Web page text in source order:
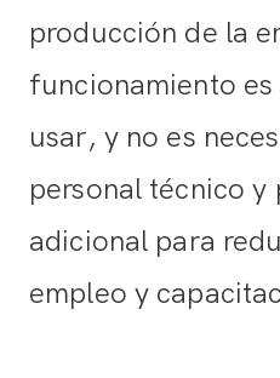
producción de la
funcionamiento
usar, y no es
personal técnico
adicional para
empleo y